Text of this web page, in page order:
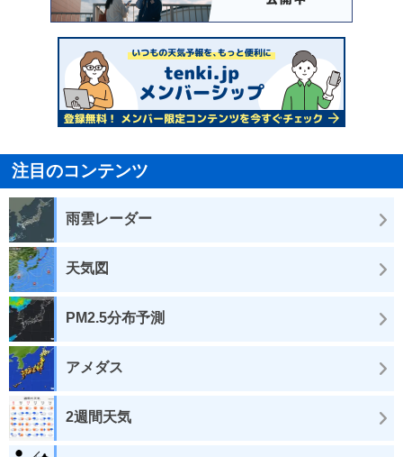
注目のコンテンツ
雨雲レーダー
天気図
PM2.5分布予測
アメダス
2週間天気